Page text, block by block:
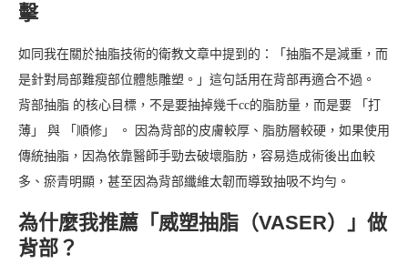
擊
如同我在關於抽脂技術的衛教文章中提到的：「抽脂不是減重，而
是針對局部難瘦部位體態雕塑。」這句話用在背部再適合不過。
背部抽脂 的核心目標，不是要抽掉幾千cc的脂肪量，而是要 「打
薄」 與 「順修」 。 因為背部的皮膚較厚、脂肪層較硬，如果使用
傳統抽脂，因為依靠醫師手勁去破壞脂肪，容易造成術後出血較
多、瘀青明顯，甚至因為背部纖維太韌而導致抽吸不均勻。
為什麼我推薦「威塑抽脂（VASER）」做
背部？